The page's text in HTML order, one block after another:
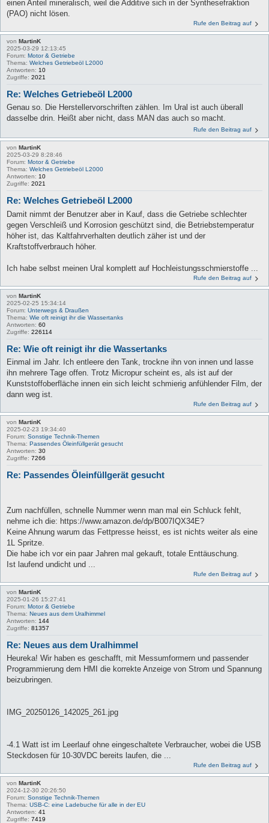
einen Anteil mineralisch, weil die Additive sich in der Synthesefraktion
(PAO) nicht lösen.
Rufe den Beitrag auf
von MartinK
2025-03-29 12:13:45
Forum: Motor & Getriebe
Thema: Welches Getriebeöl L2000
Antworten: 10
Zugriffe: 2021
Re: Welches Getriebeöl L2000
Genau so. Die Herstellervorschriften zählen. Im Ural ist auch überall
dasselbe drin. Heißt aber nicht, dass MAN das auch so macht.
Rufe den Beitrag auf
von MartinK
2025-03-29 8:28:46
Forum: Motor & Getriebe
Thema: Welches Getriebeöl L2000
Antworten: 10
Zugriffe: 2021
Re: Welches Getriebeöl L2000
Damit nimmt der Benutzer aber in Kauf, dass die Getriebe schlechter
gegen Verschleiß und Korrosion geschützt sind, die Betriebstemperatur
höher ist, das Kaltfahrverhalten deutlich zäher ist und der
Kraftstoffverbrauch höher.
Ich habe selbst meinen Ural komplett auf Hochleistungsschmierstoffe ...
Rufe den Beitrag auf
von MartinK
2025-02-25 15:34:14
Forum: Unterwegs & Draußen
Thema: Wie oft reinigt ihr die Wassertanks
Antworten: 60
Zugriffe: 226114
Re: Wie oft reinigt ihr die Wassertanks
Einmal im Jahr. Ich entleere den Tank, trockne ihn von innen und lasse
ihn mehrere Tage offen. Trotz Micropur scheint es, als ist auf der
Kunststoffoberfläche innen ein sich leicht schmierig anfühlender Film, der
dann weg ist.
Rufe den Beitrag auf
von MartinK
2025-02-23 19:34:40
Forum: Sonstige Technik-Themen
Thema: Passendes Öleinfüllgerät gesucht
Antworten: 30
Zugriffe: 7266
Re: Passendes Öleinfüllgerät gesucht
Zum nachfüllen, schnelle Nummer wenn man mal ein Schluck fehlt,
nehme ich die: https://www.amazon.de/dp/B007IQX34E?
Keine Ahnung warum das Fettpresse heisst, es ist nichts weiter als eine
1L Spritze.
Die habe ich vor ein paar Jahren mal gekauft, totale Enttäuschung.
Ist laufend undicht und ...
Rufe den Beitrag auf
von MartinK
2025-01-26 15:27:41
Forum: Motor & Getriebe
Thema: Neues aus dem Uralhimmel
Antworten: 144
Zugriffe: 81357
Re: Neues aus dem Uralhimmel
Heureka! Wir haben es geschafft, mit Messumformern und passender
Programmierung dem HMI die korrekte Anzeige von Strom und Spannung
beizubringen.
IMG_20250126_142025_261.jpg
-4.1 Watt ist im Leerlauf ohne eingeschaltete Verbraucher, wobei die USB
Steckdosen für 10-30VDC bereits laufen, die ...
Rufe den Beitrag auf
von MartinK
2024-12-30 20:26:50
Forum: Sonstige Technik-Themen
Thema: USB-C: eine Ladebuche für alle in der EU
Antworten: 41
Zugriffe: 7419